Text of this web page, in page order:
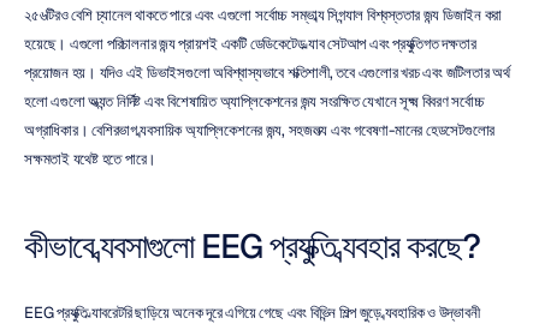
২৫৬টিরও বেশি চ্যানেল থাকতে পারে এবং এগুলো সর্বোচ্চ সম্ভাব্য সিগন্যাল বিশ্বস্ততার জন্য ডিজাইন করা
হয়েছে। এগুলো পরিচালনার জন্য প্রায়শই একটি ডেডিকেটেড ল্যাব সেটআপ এবং প্রযুক্তিগত দক্ষতার
প্রয়োজন হয়। যদিও এই ডিভাইসগুলো অবিশ্বাস্যভাবে শক্তিশালী, তবে এগুলোর খরচ এবং জটিলতার অর্থ
হলো এগুলো অত্যন্ত নির্দিষ্ট এবং বিশেষায়িত অ্যাপ্লিকেশনের জন্য সংরক্ষিত যেখানে সূক্ষ্ম বিবরণ সর্বোচ্চ
অগ্রাধিকার। বেশিরভাগ ব্যবসায়িক অ্যাপ্লিকেশনের জন্য, সহজলভ্য এবং গবেষণা-মানের হেডসেটগুলোর
সক্ষমতাই যথেষ্ট হতে পারে।
কীভাবে ব্যবসাগুলো EEG প্রযুক্তি ব্যবহার করছে?
EEG প্রযুক্তি ল্যাবরেটরি ছাড়িয়ে অনেক দূরে এগিয়ে গেছে এবং বিভিন্ন শিল্প জুড়ে ব্যবহারিক ও উদ্ভাবনী